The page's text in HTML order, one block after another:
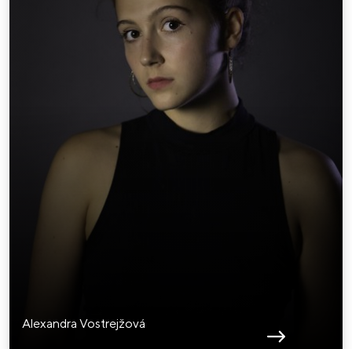
Alexandra Vostrejžová